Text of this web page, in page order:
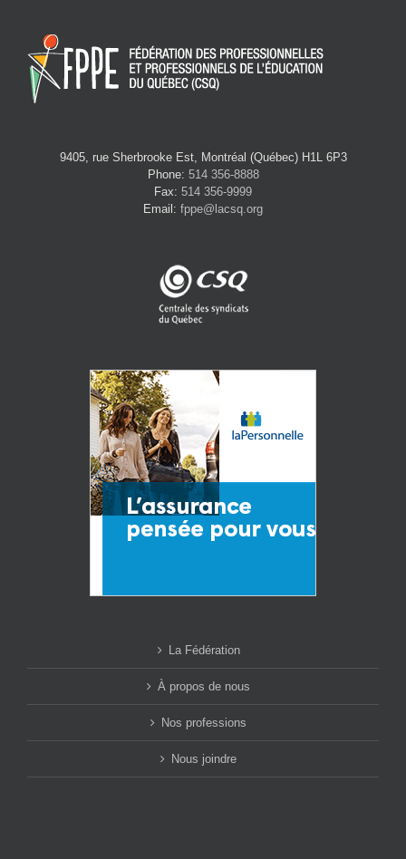
9405, rue Sherbrooke Est, Montréal (Québec) H1L 6P3
Phone: 514 356-8888
Fax: 514 356-9999
Email: fppe@lacsq.org
La Fédération
À propos de nous
Nos professions
Nous joindre